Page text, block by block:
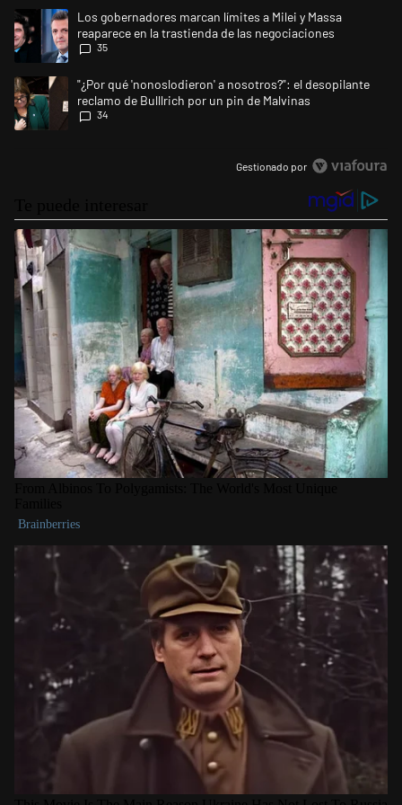
Este listado muestra los artículos con más comentarios en los últimos
Un artículo de tendencia con el título "Los gobernadores marcan
Los gobernadores marcan límites a Milei y Massa
reaparece en la trastienda de las negociaciones
35
Un artículo de tendencia con el título ""¿Por qué 'nonoslodieron' a
"¿Por qué 'nonoslodieron' a nosotros?": el desopilante
reclamo de Bulllrich por un pin de Malvinas
34
Gestionado por